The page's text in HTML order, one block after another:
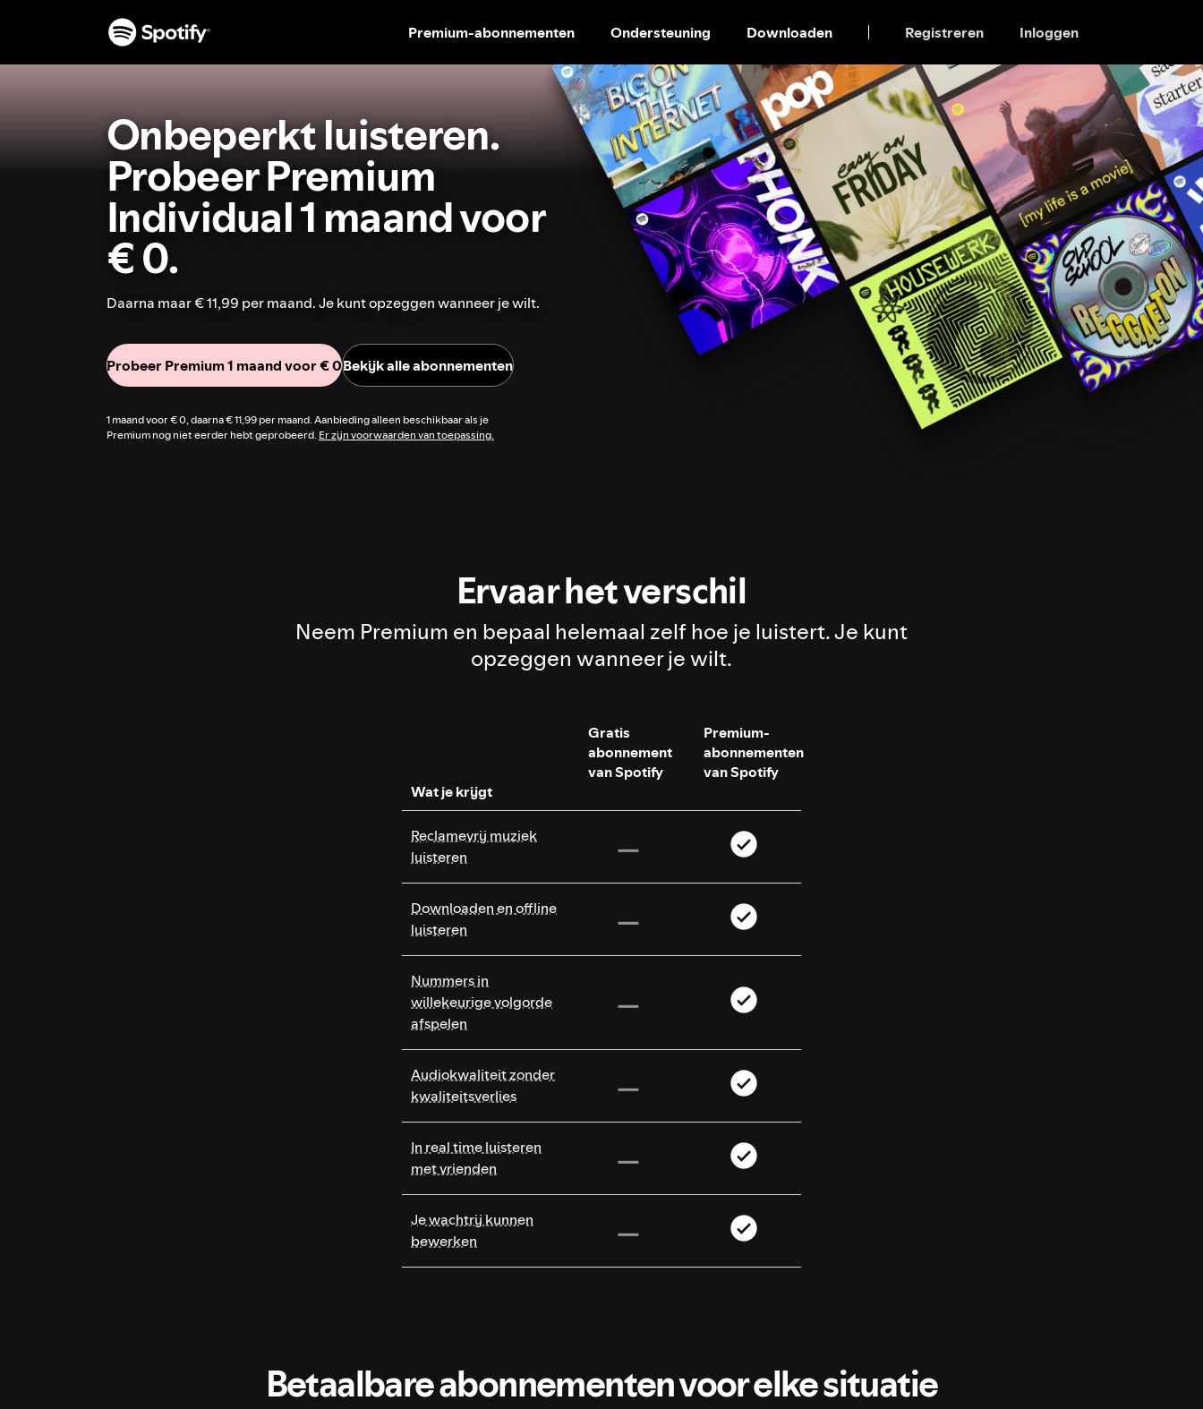
DOORGAAN
NAAR
CONTENT
Premium-abonnementen Ondersteuning Downloaden Registreren Inloggen
Onbeperkt luisteren.
Probeer Premium
Individual 1 maand voor
€ 0.
Daarna maar € 11,99 per maand. Je kunt opzeggen wanneer je wilt.
Probeer Premium 1 maand voor € 0Bekijk alle abonnementen
1 maand voor € 0, daarna € 11,99 per maand. Aanbieding alleen beschikbaar als je
Premium nog niet eerder hebt geprobeerd. Er zijn voorwaarden van toepassing.
Ervaar het verschil
Neem Premium en bepaal helemaal zelf hoe je luistert. Je kunt
opzeggen wanneer je wilt.
Wat je krijgt
Gratis
abonnement
van Spotify
Premium-
abonnementen
van Spotify
Reclamevrij muziek
luisteren
Downloaden en offline
luisteren
Nummers in
willekeurige volgorde
afspelen
Audiokwaliteit zonder
kwaliteitsverlies
In real time luisteren
met vrienden
Je wachtrij kunnen
bewerken
Betaalbare abonnementen voor elke situatie